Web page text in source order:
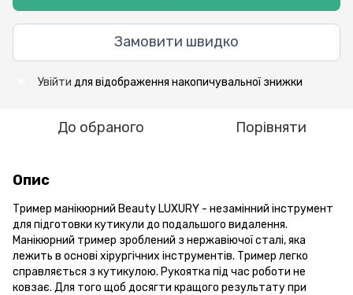
Замовити швидко
Увійти для відображення накопичувальної знижки
До обраного Порівняти
Опис
Тример манікюрний Beauty LUXURY - незамінний інструмент
для підготовки кутикули до подальшого видалення.
Манікюрний тример зроблений з нержавіючої сталі, яка
лежить в основі хірургічних інструментів. Тример легко
справляється з кутикулою. Рукоятка під час роботи не
ковзає. Для того щоб досягти кращого результату при